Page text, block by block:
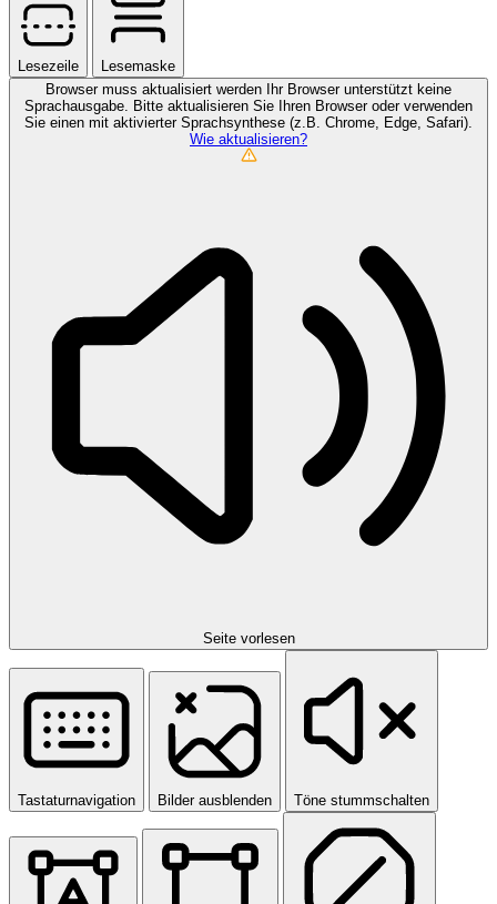
Lesezeile
Lesemaske
Browser muss aktualisiert werden
Ihr Browser unterstützt keine
Sprachausgabe. Bitte aktualisieren Sie Ihren Browser oder verwenden
Sie einen mit aktivierter Sprachsynthese (z.B. Chrome, Edge, Safari).
Wie aktualisieren?
Seite vorlesen
Tastaturnavigation Bilder ausblenden Töne stummschalten